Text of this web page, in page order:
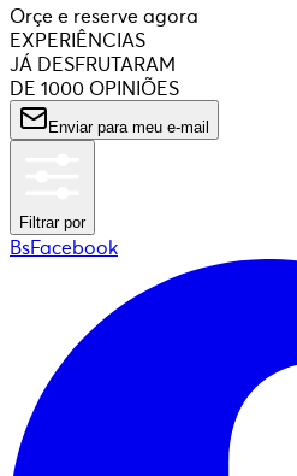
Orçe e reserve agora
EXPERIÊNCIAS
JÁ DESFRUTARAM
DE 1000 OPINIÕES
Enviar para meu e-mail
Filtrar por
BsFacebook